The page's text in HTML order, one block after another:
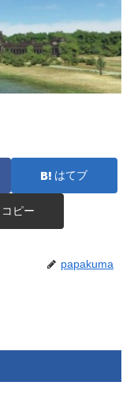
はてブ
コピー
papakuma